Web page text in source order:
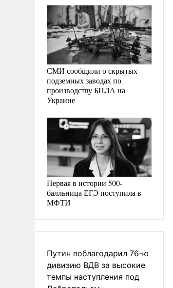
СМИ сообщили о скрытых
подземных заводах по
производству БПЛА на
Украине
Первая в истории 500-
балльница ЕГЭ поступила в
МФТИ
Путин поблагодарил 76-ю
дивизию ВДВ за высокие
темпы наступления под